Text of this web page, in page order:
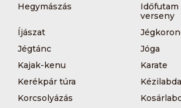
Hegymászás
verseny
Íjászat
Jégtánc
Jóga
Kajak-kenu
Karate
Kerékpár túra
Kézilabda
Korcsolyázás